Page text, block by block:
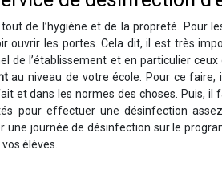
de l’hygiène et de la propreté. Pour
ouvrir les portes. Cela dit, il est très
de l’établissement et en particulier
au niveau de votre école. Pour ce
et dans les normes des choses. Puis,
pour effectuer une désinfection
une journée de désinfection sur le
élèves.